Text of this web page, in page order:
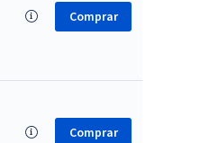
Comprar
Comprar